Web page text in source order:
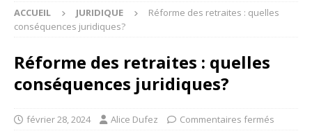
ACCUEIL JURIDIQUE
Réforme des retraites : quelles
conséquences juridiques?
Réforme des retraites : quelles
conséquences juridiques?
février 28, 2024 Alice Dufez Commentaires fermés